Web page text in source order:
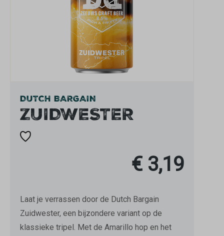
DUTCH BARGAIN
ZUIDWESTER
€ 3,19
Laat je verrassen door de Dutch Bargain
Zuidwester, een bijzondere variant op de
klassieke tripel. Met de Amarillo hop en het